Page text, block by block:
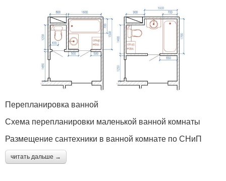
Перепланировка ванной
Схема перепланировки маленькой ванной комнаты
Размещение сантехники в ванной комнате по СНиП
читать дальше →